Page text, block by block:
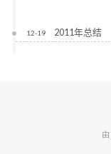
12-19 2011年总结
由